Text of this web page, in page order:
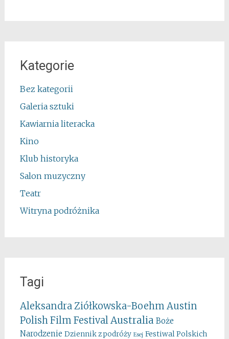
Kategorie
Bez kategorii
Galeria sztuki
Kawiarnia literacka
Kino
Klub historyka
Salon muzyczny
Teatr
Witryna podróżnika
Tagi
Aleksandra Ziółkowska-Boehm Austin
Polish Film Festival Australia Boże
Narodzenie Dziennik z podróży Esej Festiwal Polskich